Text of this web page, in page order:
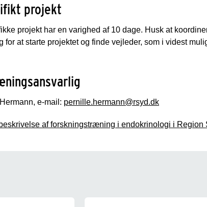
projekt
projekt har en varighed af 10 dage. Husk at
for at starte projektet og finde vejleder, som i videst
, e-mail: pernille.hermann@rsyd.dk
af forskningstræning i endokrinologi i Region